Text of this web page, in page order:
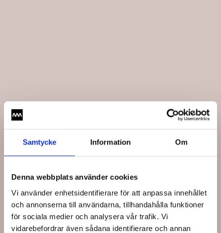
Samtycke Information Om
Denna webbplats använder cookies
Vi använder enhetsidentifierare för att anpassa innehållet
och annonserna till användarna, tillhandahålla funktioner
för sociala medier och analysera vår trafik. Vi
vidarebefordrar även sådana identifierare och annan